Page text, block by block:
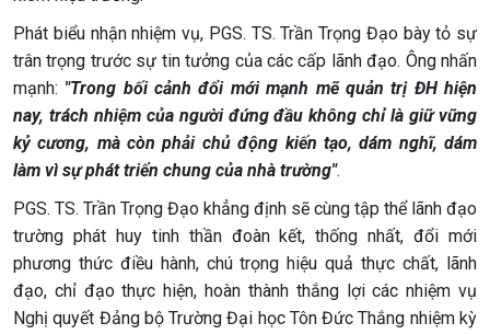
Phát biểu nhận nhiệm vụ, PGS. TS. Trần Trọng Đạo bày tỏ sự
trân trọng trước sự tin tưởng của các cấp lãnh đạo. Ông nhấn
mạnh: "Trong bối cảnh đổi mới mạnh mẽ quản trị ĐH hiện
nay, trách nhiệm của người đứng đầu không chỉ là giữ vững
kỷ cương, mà còn phải chủ động kiến tạo, dám nghĩ, dám
làm vì sự phát triển chung của nhà trường".
PGS. TS. Trần Trọng Đạo khẳng định sẽ cùng tập thể lãnh đạo
trường phát huy tinh thần đoàn kết, thống nhất, đổi mới
phương thức điều hành, chú trọng hiệu quả thực chất, lãnh
đạo, chỉ đạo thực hiện, hoàn thành thắng lợi các nhiệm vụ
Nghị quyết Đảng bộ Trường Đại học Tôn Đức Thắng nhiệm kỳ